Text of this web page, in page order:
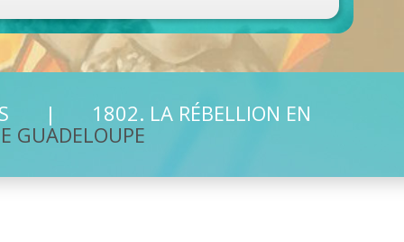
1802. LA RÉBELLION EN
GUADELOUPE